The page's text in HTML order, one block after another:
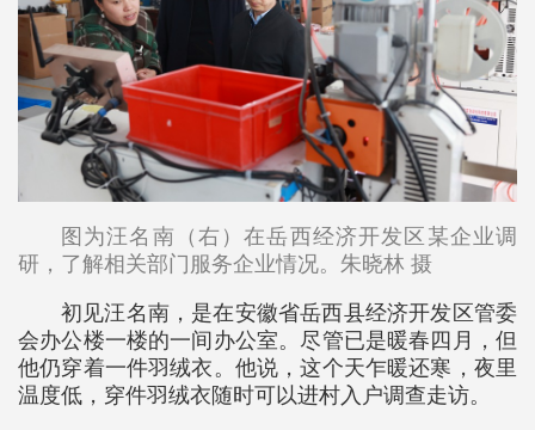
图为汪名南（右）在岳西经济开发区某企业调
研，了解相关部门服务企业情况。朱晓林 摄
初见汪名南，是在安徽省岳西县经济开发区管委
会办公楼一楼的一间办公室。尽管已是暖春四月，但
他仍穿着一件羽绒衣。他说，这个天乍暖还寒，夜里
温度低，穿件羽绒衣随时可以进村入户调查走访。